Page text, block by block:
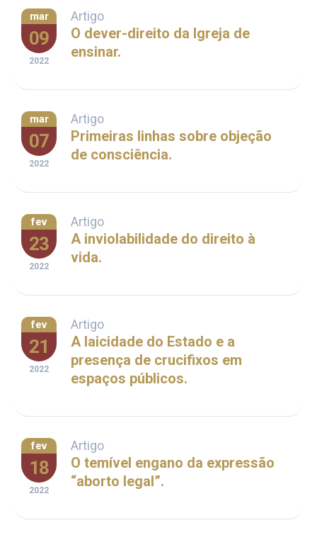
mar
09
2022
Artigo
O dever-direito da Igreja de
ensinar.
mar
07
2022
Artigo
Primeiras linhas sobre objeção
de consciência.
fev
23
2022
Artigo
A inviolabilidade do direito à
vida.
fev
21
2022
Artigo
A laicidade do Estado e a
presença de crucifixos em
espaços públicos.
fev
18
2022
Artigo
O temível engano da expressão
“aborto legal”.